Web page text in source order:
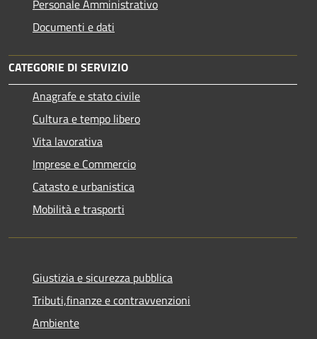
Personale Amministrativo
Documenti e dati
CATEGORIE DI SERVIZIO
Anagrafe e stato civile
Cultura e tempo libero
Vita lavorativa
Imprese e Commercio
Catasto e urbanistica
Mobilità e trasporti
Giustizia e sicurezza pubblica
Tributi,finanze e contravvenzioni
Ambiente